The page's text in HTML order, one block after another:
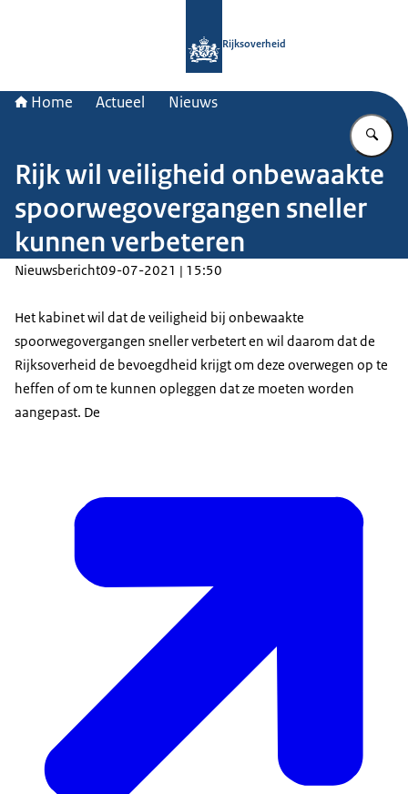
Rijksoverheid
Home Actueel Nieuws
Rijk wil veiligheid onbewaakte
spoorwegovergangen sneller
kunnen verbeteren
Nieuwsbericht09-07-2021 | 15:50
Het kabinet wil dat de veiligheid bij onbewaakte
spoorwegovergangen sneller verbetert en wil daarom dat de
Rijksoverheid de bevoegdheid krijgt om deze overwegen op te
heffen of om te kunnen opleggen dat ze moeten worden
aangepast. De